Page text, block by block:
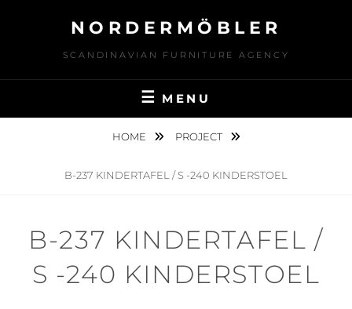
NORDERMÖBLER
SCANDINAVIAN FURNITURE AGENCY
MENU
HOME PROJECT
B-237 KINDERTAFEL / S -240 KINDERSTOEL
B-237 KINDERTAFEL /
S -240 KINDERSTOEL